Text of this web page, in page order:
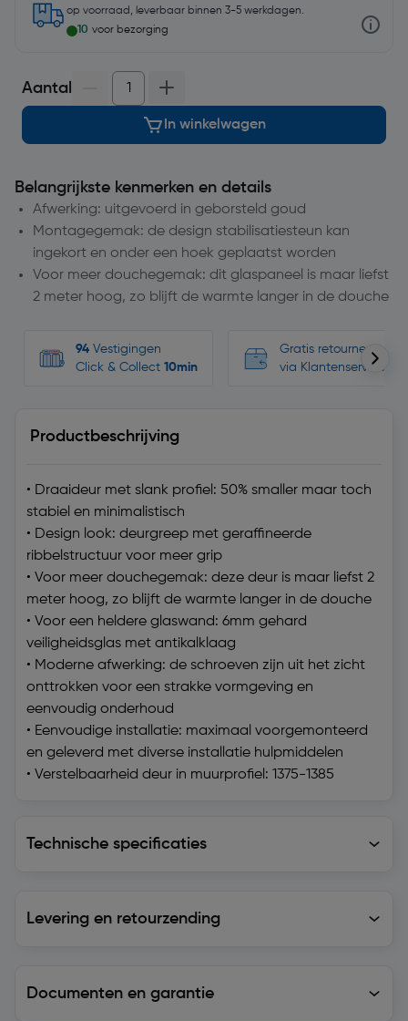
op voorraad, leverbaar binnen 3-5 werkdagen.
10 voor bezorging
Aantal
In winkelwagen
Belangrijkste kenmerken en details
Afwerking: uitgevoerd in geborsteld goud
Montagegemak: de design stabilisatiesteun kan
ingekort en onder een hoek geplaatst worden
Voor meer douchegemak: dit glaspaneel is maar liefst
2 meter hoog, zo blijft de warmte langer in de douche
94 Vestigingen
Click & Collect 10min
Gratis retourneren,
via Klantenservice
Productbeschrijving
• Draaideur met slank profiel: 50% smaller maar toch
stabiel en minimalistisch
• Design look: deurgreep met geraffineerde
ribbelstructuur voor meer grip
• Voor meer douchegemak: deze deur is maar liefst 2
meter hoog, zo blijft de warmte langer in de douche
• Voor een heldere glaswand: 6mm gehard
veiligheidsglas met antikalklaag
• Moderne afwerking: de schroeven zijn uit het zicht
onttrokken voor een strakke vormgeving en
eenvoudig onderhoud
• Eenvoudige installatie: maximaal voorgemonteerd
en geleverd met diverse installatie hulpmiddelen
• Verstelbaarheid deur in muurprofiel: 1375-1385
Technische specificaties
Levering en retourzending
Documenten en garantie